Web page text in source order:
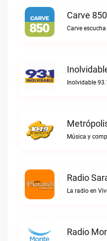
Carve
Inolvidable
Radio
La radio en
Radio